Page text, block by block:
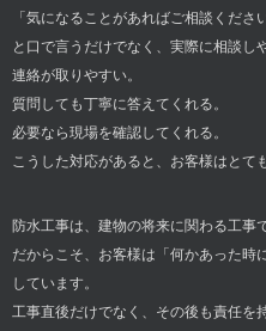
「気になることがあればご相談ください
と口で言うだけでなく、実際に相談し
連絡が取りやすい。
質問しても丁寧に答えてくれる。
必要なら現場を確認してくれる。
こうした対応があると、お客様はとて
防水工事は、建物の将来に関わる工事
だからこそ、お客様は「何かあった時
しています。
工事直後だけでなく、その後も責任を